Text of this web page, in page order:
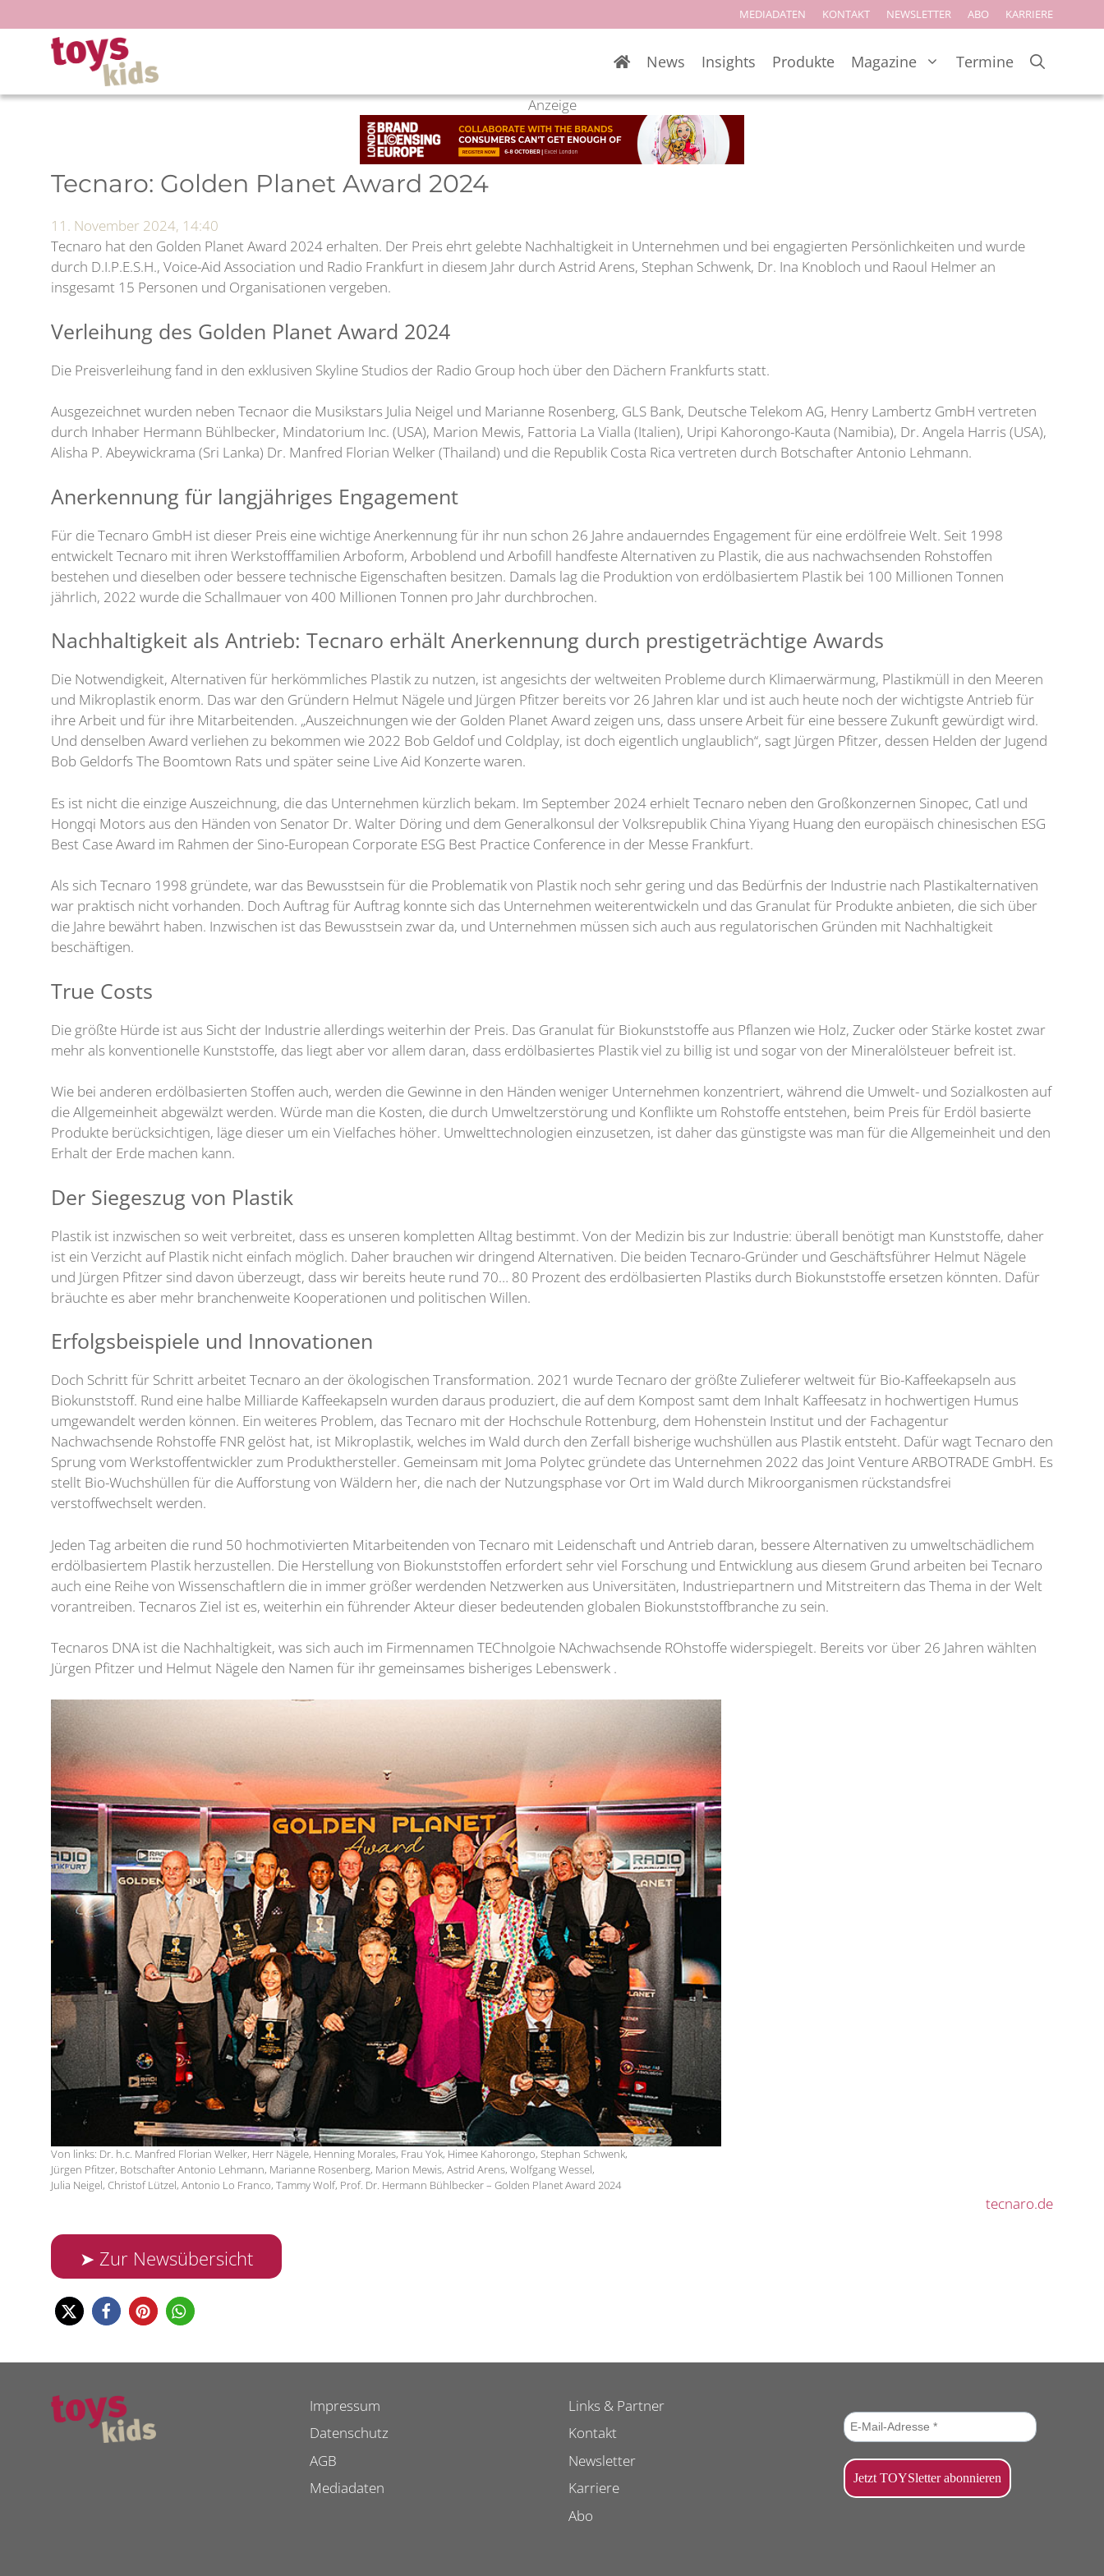
Inhalt
springen
MEDIADATEN KONTAKT NEWSLETTER ABO KARRIERE
News Insights Produkte Magazine Termine
Anzeige
Tecnaro: Golden Planet Award 2024
11. November 2024, 14:40
Tecnaro hat den Golden Planet Award 2024 erhalten. Der Preis ehrt gelebte Nachhaltigkeit in Unternehmen und bei engagierten Persönlichkeiten und wurde
durch D.I.P.E.S.H., Voice-Aid Association und Radio Frankfurt in diesem Jahr durch Astrid Arens, Stephan Schwenk, Dr. Ina Knobloch und Raoul Helmer an
insgesamt 15 Personen und Organisationen vergeben.
Verleihung des Golden Planet Award 2024
Die Preisverleihung fand in den exklusiven Skyline Studios der Radio Group hoch über den Dächern Frankfurts statt.
Ausgezeichnet wurden neben Tecnaor die Musikstars Julia Neigel und Marianne Rosenberg, GLS Bank, Deutsche Telekom AG, Henry Lambertz GmbH vertreten
durch Inhaber Hermann Bühlbecker, Mindatorium Inc. (USA), Marion Mewis, Fattoria La Vialla (Italien), Uripi Kahorongo-Kauta (Namibia), Dr. Angela Harris (USA),
Alisha P. Abeywickrama (Sri Lanka) Dr. Manfred Florian Welker (Thailand) und die Republik Costa Rica vertreten durch Botschafter Antonio Lehmann.
Anerkennung für langjähriges Engagement
Für die Tecnaro GmbH ist dieser Preis eine wichtige Anerkennung für ihr nun schon 26 Jahre andauerndes Engagement für eine erdölfreie Welt. Seit 1998
entwickelt Tecnaro mit ihren Werkstofffamilien Arboform, Arboblend und Arbofill handfeste Alternativen zu Plastik, die aus nachwachsenden Rohstoffen
bestehen und dieselben oder bessere technische Eigenschaften besitzen. Damals lag die Produktion von erdölbasiertem Plastik bei 100 Millionen Tonnen
jährlich, 2022 wurde die Schallmauer von 400 Millionen Tonnen pro Jahr durchbrochen.
Nachhaltigkeit als Antrieb: Tecnaro erhält Anerkennung durch prestigeträchtige Awards
Die Notwendigkeit, Alternativen für herkömmliches Plastik zu nutzen, ist angesichts der weltweiten Probleme durch Klimaerwärmung, Plastikmüll in den Meeren
und Mikroplastik enorm. Das war den Gründern Helmut Nägele und Jürgen Pfitzer bereits vor 26 Jahren klar und ist auch heute noch der wichtigste Antrieb für
ihre Arbeit und für ihre Mitarbeitenden. „Auszeichnungen wie der Golden Planet Award zeigen uns, dass unsere Arbeit für eine bessere Zukunft gewürdigt wird.
Und denselben Award verliehen zu bekommen wie 2022 Bob Geldof und Coldplay, ist doch eigentlich unglaublich“, sagt Jürgen Pfitzer, dessen Helden der Jugend
Bob Geldorfs The Boomtown Rats und später seine Live Aid Konzerte waren.
Es ist nicht die einzige Auszeichnung, die das Unternehmen kürzlich bekam. Im September 2024 erhielt Tecnaro neben den Großkonzernen Sinopec, Catl und
Hongqi Motors aus den Händen von Senator Dr. Walter Döring und dem Generalkonsul der Volksrepublik China Yiyang Huang den europäisch chinesischen ESG
Best Case Award im Rahmen der Sino-European Corporate ESG Best Practice Conference in der Messe Frankfurt.
Als sich Tecnaro 1998 gründete, war das Bewusstsein für die Problematik von Plastik noch sehr gering und das Bedürfnis der Industrie nach Plastikalternativen
war praktisch nicht vorhanden. Doch Auftrag für Auftrag konnte sich das Unternehmen weiterentwickeln und das Granulat für Produkte anbieten, die sich über
die Jahre bewährt haben. Inzwischen ist das Bewusstsein zwar da, und Unternehmen müssen sich auch aus regulatorischen Gründen mit Nachhaltigkeit
beschäftigen.
True Costs
Die größte Hürde ist aus Sicht der Industrie allerdings weiterhin der Preis. Das Granulat für Biokunststoffe aus Pflanzen wie Holz, Zucker oder Stärke kostet zwar
mehr als konventionelle Kunststoffe, das liegt aber vor allem daran, dass erdölbasiertes Plastik viel zu billig ist und sogar von der Mineralölsteuer befreit ist.
Wie bei anderen erdölbasierten Stoffen auch, werden die Gewinne in den Händen weniger Unternehmen konzentriert, während die Umwelt- und Sozialkosten auf
die Allgemeinheit abgewälzt werden. Würde man die Kosten, die durch Umweltzerstörung und Konflikte um Rohstoffe entstehen, beim Preis für Erdöl basierte
Produkte berücksichtigen, läge dieser um ein Vielfaches höher. Umwelttechnologien einzusetzen, ist daher das günstigste was man für die Allgemeinheit und den
Erhalt der Erde machen kann.
Der Siegeszug von Plastik
Plastik ist inzwischen so weit verbreitet, dass es unseren kompletten Alltag bestimmt. Von der Medizin bis zur Industrie: überall benötigt man Kunststoffe, daher
ist ein Verzicht auf Plastik nicht einfach möglich. Daher brauchen wir dringend Alternativen. Die beiden Tecnaro-Gründer und Geschäftsführer Helmut Nägele
und Jürgen Pfitzer sind davon überzeugt, dass wir bereits heute rund 70… 80 Prozent des erdölbasierten Plastiks durch Biokunststoffe ersetzen könnten. Dafür
bräuchte es aber mehr branchenweite Kooperationen und politischen Willen.
Erfolgsbeispiele und Innovationen
Doch Schritt für Schritt arbeitet Tecnaro an der ökologischen Transformation. 2021 wurde Tecnaro der größte Zulieferer weltweit für Bio-Kaffeekapseln aus
Biokunststoff. Rund eine halbe Milliarde Kaffeekapseln wurden daraus produziert, die auf dem Kompost samt dem Inhalt Kaffeesatz in hochwertigen Humus
umgewandelt werden können. Ein weiteres Problem, das Tecnaro mit der Hochschule Rottenburg, dem Hohenstein Institut und der Fachagentur
Nachwachsende Rohstoffe FNR gelöst hat, ist Mikroplastik, welches im Wald durch den Zerfall bisherige wuchshüllen aus Plastik entsteht. Dafür wagt Tecnaro den
Sprung vom Werkstoffentwickler zum Produkthersteller. Gemeinsam mit Joma Polytec gründete das Unternehmen 2022 das Joint Venture ARBOTRADE GmbH. Es
stellt Bio-Wuchshüllen für die Aufforstung von Wäldern her, die nach der Nutzungsphase vor Ort im Wald durch Mikroorganismen rückstandsfrei
verstoffwechselt werden.
Jeden Tag arbeiten die rund 50 hochmotivierten Mitarbeitenden von Tecnaro mit Leidenschaft und Antrieb daran, bessere Alternativen zu umweltschädlichem
erdölbasiertem Plastik herzustellen. Die Herstellung von Biokunststoffen erfordert sehr viel Forschung und Entwicklung aus diesem Grund arbeiten bei Tecnaro
auch eine Reihe von Wissenschaftlern die in immer größer werdenden Netzwerken aus Universitäten, Industriepartnern und Mitstreitern das Thema in der Welt
vorantreiben. Tecnaros Ziel ist es, weiterhin ein führender Akteur dieser bedeutenden globalen Biokunststoffbranche zu sein.
Tecnaros DNA ist die Nachhaltigkeit, was sich auch im Firmennamen TEChnolgoie NAchwachsende ROhstoffe widerspiegelt. Bereits vor über 26 Jahren wählten
Jürgen Pfitzer und Helmut Nägele den Namen für ihr gemeinsames bisheriges Lebenswerk .
Von links: Dr. h.c. Manfred Florian Welker, Herr Nägele, Henning Morales, Frau Yok, Himee Kahorongo, Stephan Schwenk,
Jürgen Pfitzer, Botschafter Antonio Lehmann, Marianne Rosenberg, Marion Mewis, Astrid Arens, Wolfgang Wessel,
Julia Neigel, Christof Lützel, Antonio Lo Franco, Tammy Wolf, Prof. Dr. Hermann Bühlbecker – Golden Planet Award 2024
tecnaro.de
➤ Zur Newsübersicht
Impressum
Datenschutz
AGB
Mediadaten
Links & Partner
Kontakt
Newsletter
Karriere
Abo